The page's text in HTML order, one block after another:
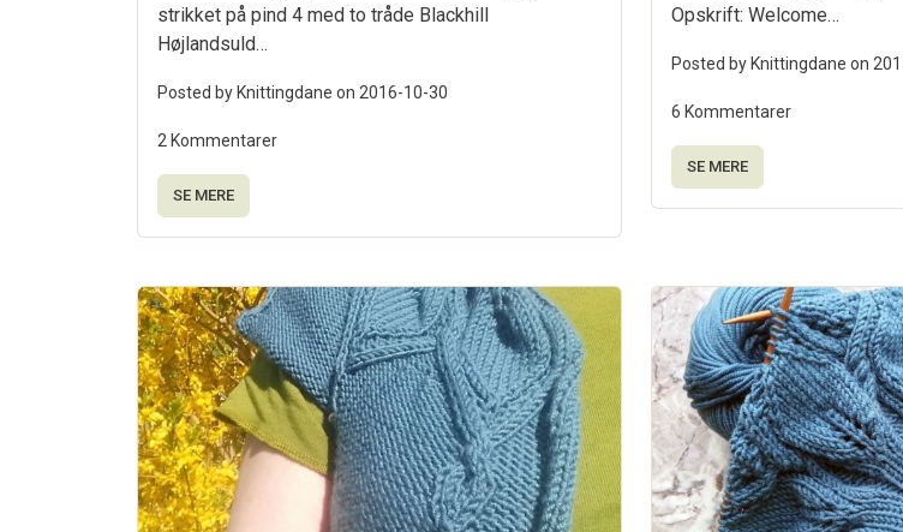
strikket på pind 4 med to tråde Blackhill
Højlandsuld…
Posted by Knittingdane on 2016-10-30
2 Kommentarer
SE MERE
Opskrift: Welcome…
Posted by Knittingdane on
6 Kommentarer
SE MERE